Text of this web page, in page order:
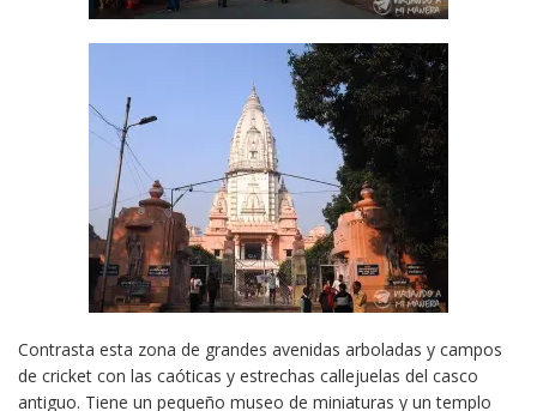
Contrasta esta zona de grandes avenidas arboladas y campos
de cricket con las caóticas y estrechas callejuelas del casco
antiguo. Tiene un pequeño museo de miniaturas y un templo